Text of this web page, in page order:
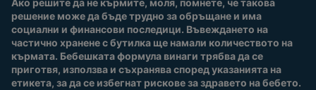
Ако решите да не кърмите, моля, помнете, че такова
решение може да бъде трудно за обръщане и има
социални и финансови последици. Въвеждането на
частично хранене с бутилка ще намали количеството на
кърмата. Бебешката формула винаги трябва да се
приготвя, използва и съхранява според указанията на
етикета, за да се избегнат рискове за здравето на бебето.